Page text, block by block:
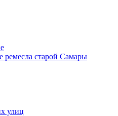
ремесла старой Самары
улиц